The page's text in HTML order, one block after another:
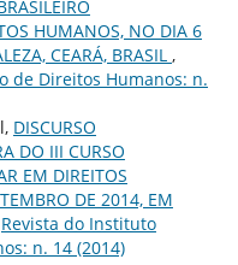
HUMANOS, NO DIA 6
CEARÁ, BRASIL ,
de Direitos Humanos: n.
DISCURSO
DO III CURSO
EM DIREITOS
DE 2014, EM
Revista do Instituto
n. 14 (2014)